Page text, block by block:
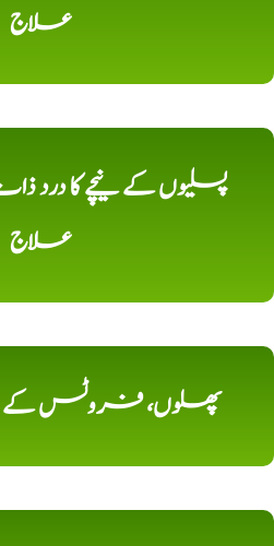
علاج
پسلیوں کے نیچے کا درد
علاج
پھلوں، فروٹس کے